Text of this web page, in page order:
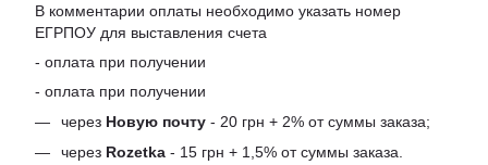
В комментарии оплаты необходимо указать номер
ЕГРПОУ для выставления счета
- оплата при получении
- оплата при получении
через Новую почту - 20 грн + 2% от суммы заказа;
через Rozetka - 15 грн + 1,5% от суммы заказа.